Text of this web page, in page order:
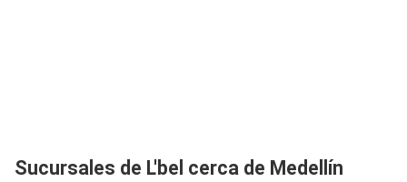
Sucursales de L'bel cerca de Medellín